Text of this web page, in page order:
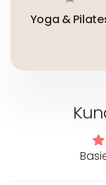
Yoga &